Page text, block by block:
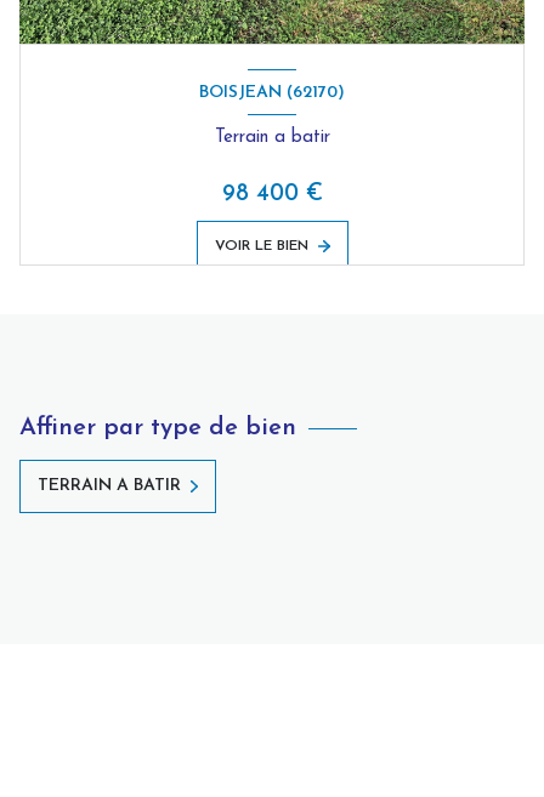
BOISJEAN (62170)
Terrain a batir
98 400 €
VOIR LE BIEN
Affiner par type de bien
TERRAIN A BATIR